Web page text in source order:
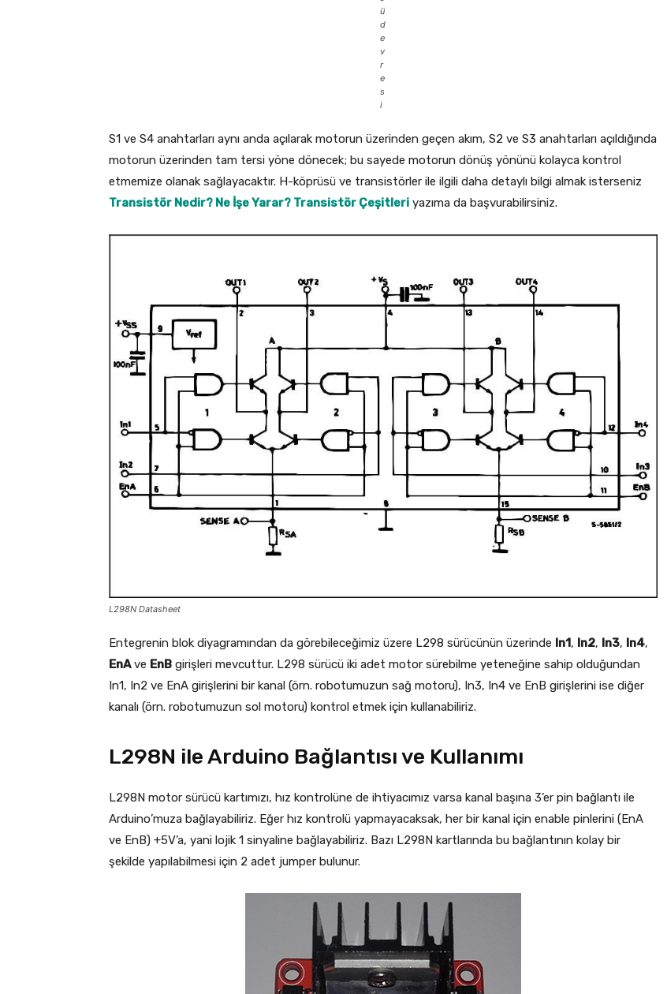
ü
d
e
v
r
e
s
i
S1 ve S4 anahtarları aynı anda açılarak motorun üzerinden geçen akım, S2 ve S3 anahtarları açıldığında
motorun üzerinden tam tersi yöne dönecek; bu sayede motorun dönüş yönünü kolayca kontrol
etmemize olanak sağlayacaktır. H-köprüsü ve transistörler ile ilgili daha detaylı bilgi almak isterseniz
Transistör Nedir? Ne İşe Yarar? Transistör Çeşitleri yazıma da başvurabilirsiniz.
L298N Datasheet
Entegrenin blok diyagramından da görebileceğimiz üzere L298 sürücünün üzerinde In1, In2, In3, In4,
EnAve EnB girişleri mevcuttur. L298 sürücü iki adet motor sürebilme yeteneğine sahip olduğundan
In1, In2 ve EnA girişlerini bir kanal (örn. robotumuzun sağ motoru), In3, In4 ve EnB girişlerini ise diğer
kanalı (örn. robotumuzun sol motoru) kontrol etmek için kullanabiliriz.
L298N ile Arduino Bağlantısı ve Kullanımı
L298N motor sürücü kartımızı, hız kontrolüne de ihtiyacımız varsa kanal başına 3’er pin bağlantı ile
Arduino’muza bağlayabiliriz. Eğer hız kontrolü yapmayacaksak, her bir kanal için enable pinlerini (EnA
ve EnB) +5V’a, yani lojik 1 sinyaline bağlayabiliriz. Bazı L298N kartlarında bu bağlantının kolay bir
şekilde yapılabilmesi için 2 adet jumper bulunur.